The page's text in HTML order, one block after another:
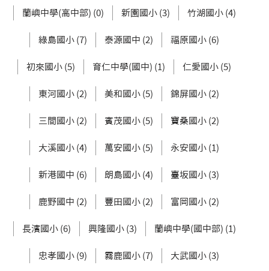
蘭嶼中學(高中部) (0) 新園國小 (3) 竹湖國小 (4)
綠島國小 (7) 泰源國中 (2) 福原國小 (6)
初來國小 (5) 育仁中學(國中) (1) 仁愛國小 (5)
東河國小 (2) 美和國小 (5) 錦屏國小 (2)
三間國小 (2) 賓茂國小 (5) 寶桑國小 (2)
大溪國小 (4) 萬安國小 (5) 永安國小 (1)
新港國中 (6) 朗島國小 (4) 臺坂國小 (3)
鹿野國中 (2) 豐田國小 (2) 富岡國小 (2)
長濱國小 (6) 興隆國小 (3) 蘭嶼中學(國中部) (1)
忠孝國小 (9) 霧鹿國小 (7) 大武國小 (3)